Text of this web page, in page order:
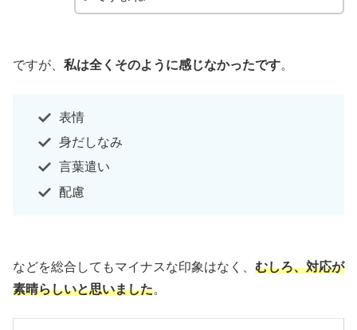
ですが、 私は全くそのように感じなかったです。
表情
身だしなみ
言葉遣い
配慮
などを総合してもマイナスな印象はなく、 むしろ、対応が
素晴らしいと思いました。